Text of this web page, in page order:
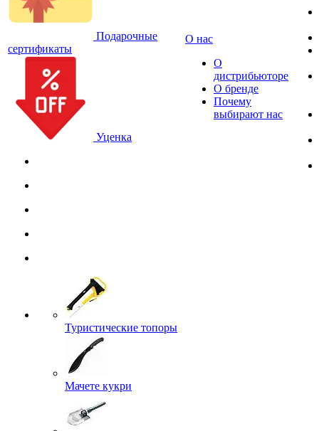
Подарочные
сертификаты
Уценка
Туристические топоры
Мачете кукри
О нас
О
дистрибьюторе
О бренде
Почему
выбирают нас